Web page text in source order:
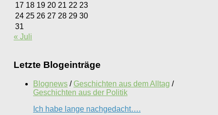
17 18 19 20 21 22 23
24 25 26 27 28 29 30
31
« Juli
Letzte Blogeinträge
Blognews / Geschichten aus dem Alltag /
Geschichten aus der Politik
Ich habe lange nachgedacht….